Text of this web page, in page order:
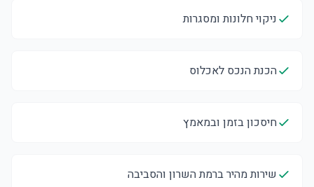
ניקוי חלונות ומסגרות
הכנת הנכס לאכלוס
חיסכון בזמן ובמאמץ
שירות מהיר ברמת השרון והסביבה